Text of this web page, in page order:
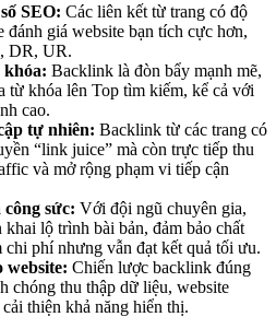
SEO: Các liên kết từ trang có độ
đánh giá website bạn tích cực hơn,
DR, UR.
Backlink là đòn bẩy mạnh mẽ,
từ khóa lên Top tìm kiếm, kể cả với
cao.
tự nhiên: Backlink từ các trang có
“link juice” mà còn trực tiếp thu
và mở rộng phạm vi tiếp cận
sức: Với đội ngũ chuyên gia,
khai lộ trình bài bản, đảm bảo chất
phí nhưng vẫn đạt kết quả tối ưu.
website: Chiến lược backlink đúng
chóng thu thập dữ liệu, website
thiện khả năng hiển thị.